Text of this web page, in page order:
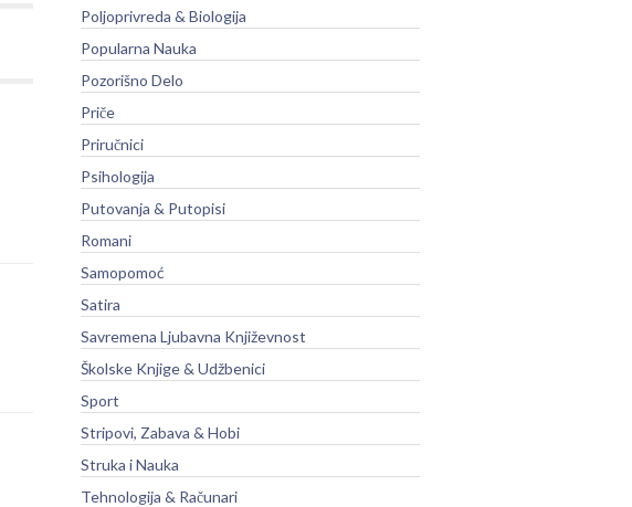
Poljoprivreda & Biologija
Popularna Nauka
Pozorišno Delo
Priče
Priručnici
Psihologija
Putovanja & Putopisi
Romani
Samopomoć
Satira
Savremena Ljubavna Književnost
Školske Knjige & Udžbenici
Sport
Stripovi, Zabava & Hobi
Struka i Nauka
Tehnologija & Računari